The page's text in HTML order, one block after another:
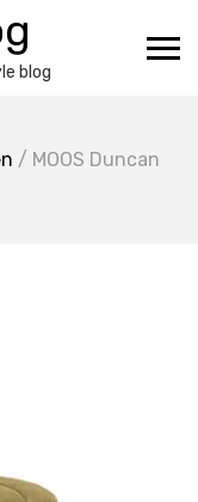
blog
/ MOOS Duncan